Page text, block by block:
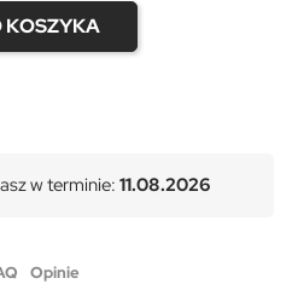
KOSZYKA
w terminie: 11.08.2026
Opinie